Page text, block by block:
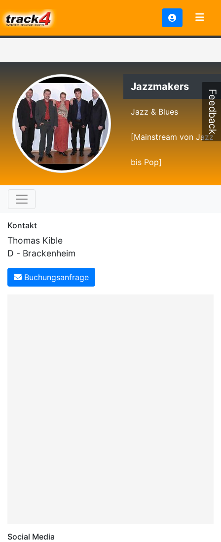
Jazzmakers
Jazz & Blues
[Mainstream von Jazz
bis Pop]
Kontakt
Thomas Kible
D - Brackenheim
Buchungsanfrage
Social Media
Feedback